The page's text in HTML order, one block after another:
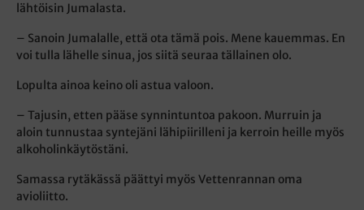
lähtöisin Jumalasta.
– Sanoin Jumalalle, että ota tämä pois. Mene kauemmas. En
voi tulla lähelle sinua, jos siitä seuraa tällainen olo.
Lopulta ainoa keino oli astua valoon.
– Tajusin, etten pääse synnintuntoa pakoon. Murruin ja
aloin tunnustaa syntejäni lähipiirilleni ja kerroin heille myös
alkoholinkäytöstäni.
Samassa rytäkässä päättyi myös Vettenrannan oma
avioliitto.